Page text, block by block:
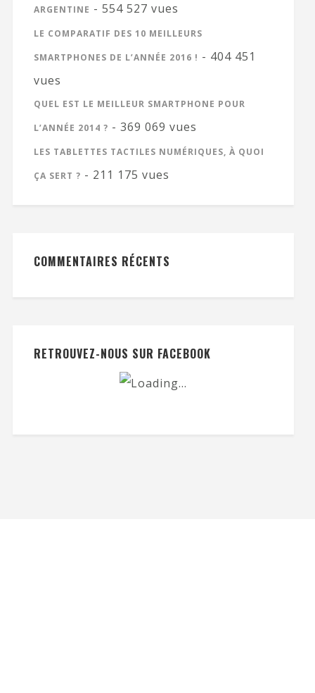
ARGENTINE - 554 527 vues
LE COMPARATIF DES 10 MEILLEURS
SMARTPHONES DE L’ANNÉE 2016 ! - 404 451
vues
QUEL EST LE MEILLEUR SMARTPHONE POUR
L’ANNÉE 2014 ? - 369 069 vues
LES TABLETTES TACTILES NUMÉRIQUES, À QUOI
ÇA SERT ? - 211 175 vues
COMMENTAIRES RÉCENTS
RETROUVEZ-NOUS SUR FACEBOOK